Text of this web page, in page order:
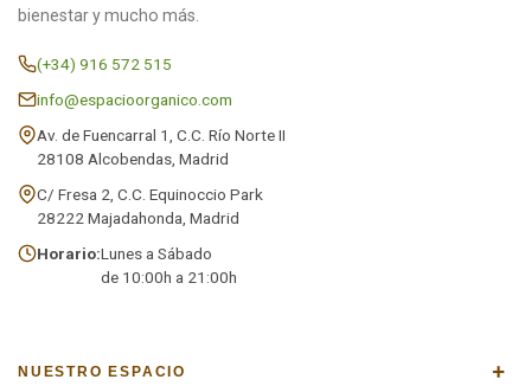
bienestar y mucho más.
(+34) 916 572 515
info@espacioorganico.com
Av. de Fuencarral 1, C.C. Río Norte II
28108 Alcobendas, Madrid
C/ Fresa 2, C.C. Equinoccio Park
28222 Majadahonda, Madrid
Horario:Lunes a Sábado
de 10:00h a 21:00h
NUESTRO ESPACIO +